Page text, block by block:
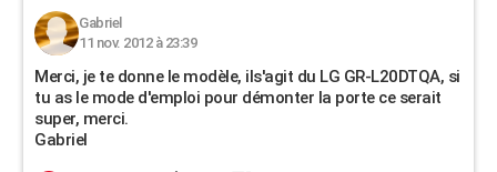
Gabriel
11 nov. 2012 à 23:39
Merci, je te donne le modèle, ils'agit du LG GR-L20DTQA, si
tu as le mode d'emploi pour démonter la porte ce serait
super, merci.
Gabriel